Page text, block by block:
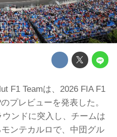
F1
F1 Teamは、2026 FIA F1
プレビューを発表した。
ンドに突入し、チームは
ンテカルロで、中団グル